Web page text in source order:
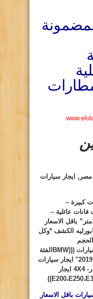
مصر, ايجار سيارات
كبيرة –
فانات عائلية –
ايجار سيارات كاديلاك “استرتش،12متر” باقل الاسعار
الكشف *وكل
(((
BMW الفئة
السابعة – الفئة الخامسة)))”موديل 2019″ ايجار سيارات
4X4 ايجار
E200،E250، ))
باقل الاسعار